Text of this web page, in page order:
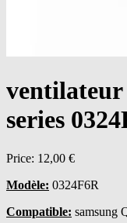
ventilateur
series
Price: 12,00 €
Modèle: 0324F6R
Compatible: samsung